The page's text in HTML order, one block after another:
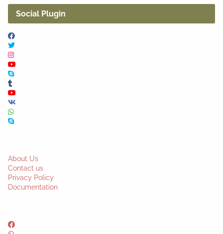
Social Plugin
About Us
Contact us
Privacy Policy
Documentation